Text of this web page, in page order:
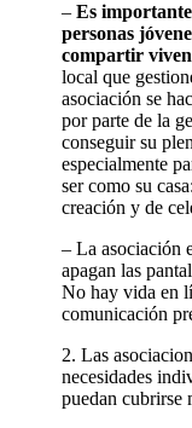
–Es
personas
compartir
local que
asociación se
por parte de la
conseguir su
especialmente
ser como su
creación y de
– La asociación
apagan las
No hay vida en
comunicación
2. Las
necesidades
puedan cubrirse